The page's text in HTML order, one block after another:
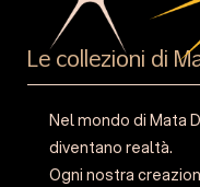
Le collezioni di
Nel mondo di Mata
diventano realtà.
Ogni nostra